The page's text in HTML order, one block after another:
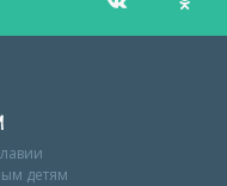
детям